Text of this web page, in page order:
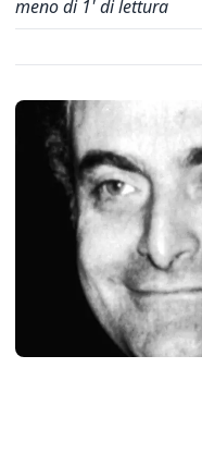
meno di 1' di lettura